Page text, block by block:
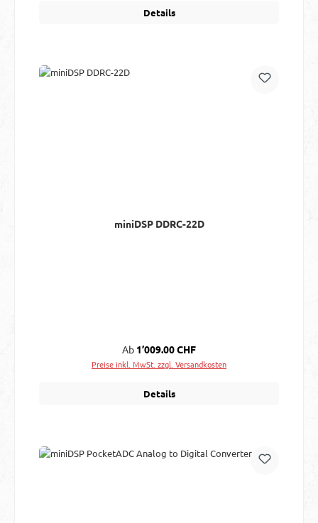
Details
miniDSP DDRC-22D
Regulärer Preis:
Ab 1’009.00 CHF
Preise inkl. MwSt. zzgl. Versandkosten
Details